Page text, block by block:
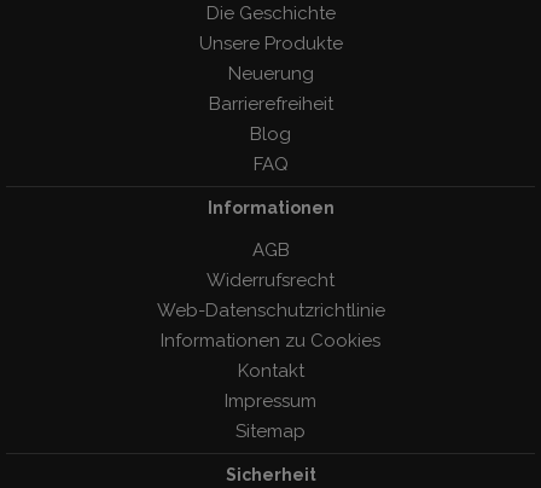
Die Geschichte
Unsere Produkte
Neuerung
Barrierefreiheit
Blog
FAQ
Informationen
AGB
Widerrufsrecht
Web-Datenschutzrichtlinie
Informationen zu Cookies
Kontakt
Impressum
Sitemap
Sicherheit